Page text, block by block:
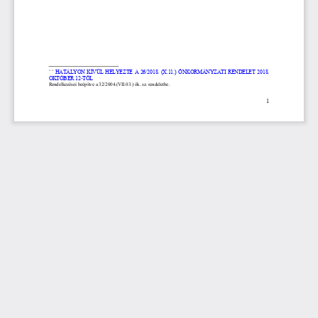
1
* * HATÁLYON KÍVÜL HELYEZTE A 26/2018. (X.11.) ÖNKORMÁNYZATI RENDELET 2018.
OKTÓBER 12-TŐL
Rendelkezései beépítve a 32/2004.(VII.03.) ök. sz. rendeletbe.